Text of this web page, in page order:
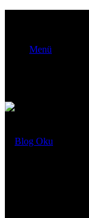
Menü